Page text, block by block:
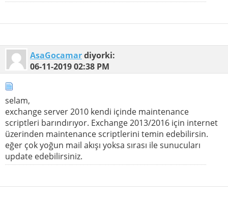
AsaGocamardiyorki:
06-11-201902:38 PM
selam,
exchange server 2010 kendi içinde maintenance
scriptleri barındırıyor. Exchange 2013/2016 için internet
üzerinden maintenance scriptlerini temin edebilirsin.
eğer çok yoğun mail akışı yoksa sırası ile sunucuları
update edebilirsiniz.